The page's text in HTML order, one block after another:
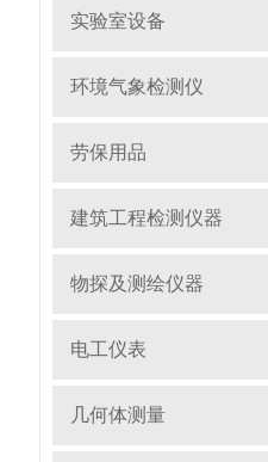
实验室设备
环境气象检测仪
劳保用品
建筑工程检测仪器
物探及测绘仪器
电工仪表
几何体测量